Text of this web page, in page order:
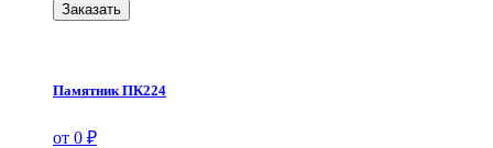
Заказать
Памятник ПК224
от 0 ₽